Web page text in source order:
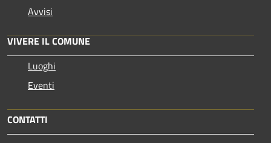
Avvisi
VIVERE IL COMUNE
Luoghi
Eventi
CONTATTI